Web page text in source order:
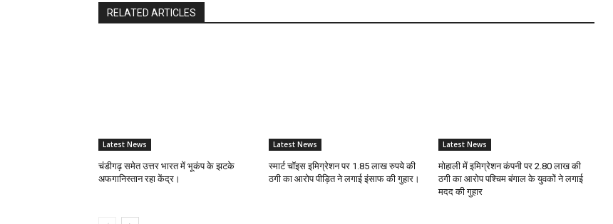
RELATED ARTICLES
Latest News
चंडीगढ़ समेत उत्तर भारत में भूकंप के झटके
अफगानिस्तान रहा केंद्र।
Latest News
स्मार्ट चॉइस इमिग्रेशन पर 1.85 लाख रुपये की
ठगी का आरोप पीड़ित ने लगाई इंसाफ की गुहार।
Latest News
मोहाली में इमिग्रेशन कंपनी पर 2.80 लाख की
ठगी का आरोप पश्चिम बंगाल के युवकों ने लगाई
मदद की गुहार